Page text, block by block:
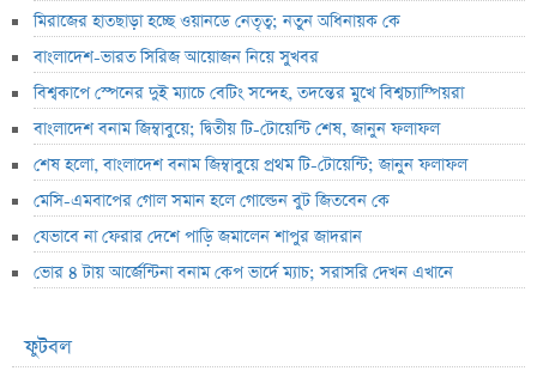
মিরাজের হাতছাড়া হচ্ছে ওয়ানডে নেতৃত্ব; নতুন অধিনায়ক কে
বাংলাদেশ-ভারত সিরিজ আয়োজন নিয়ে সুখবর
বিশ্বকাপে স্পেনের দুই ম্যাচে বেটিং সন্দেহ, তদন্তের মুখে বিশ্বচ্যাম্পিয়রা
বাংলাদেশ বনাম জিম্বাবুয়ে; দ্বিতীয় টি-টোয়েন্টি শেষ, জানুন ফলাফল
শেষ হলো, বাংলাদেশ বনাম জিম্বাবুয়ে প্রথম টি-টোয়েন্টি; জানুন ফলাফল
মেসি-এমবাপের গোল সমান হলে গোল্ডেন বুট জিতবেন কে
যেভাবে না ফেরার দেশে পাড়ি জমালেন শাপুর জাদরান
ভোর ৪ টায় আর্জেন্টিনা বনাম কেপ ভার্দে ম্যাচ; সরাসরি দেখন এখানে
ফুটবল